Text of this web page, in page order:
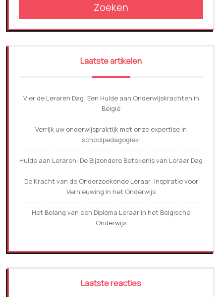
Zoeken
Laatste artikelen
Vier de Leraren Dag: Een Hulde aan Onderwijskrachten in
België
Verrijk uw onderwijspraktijk met onze expertise in
schoolpedagogiek!
Hulde aan Leraren: De Bijzondere Betekenis van Leraar Dag
De Kracht van de Onderzoekende Leraar: Inspiratie voor
Vernieuwing in het Onderwijs
Het Belang van een Diploma Leraar in het Belgische
Onderwijs
Laatste reacties